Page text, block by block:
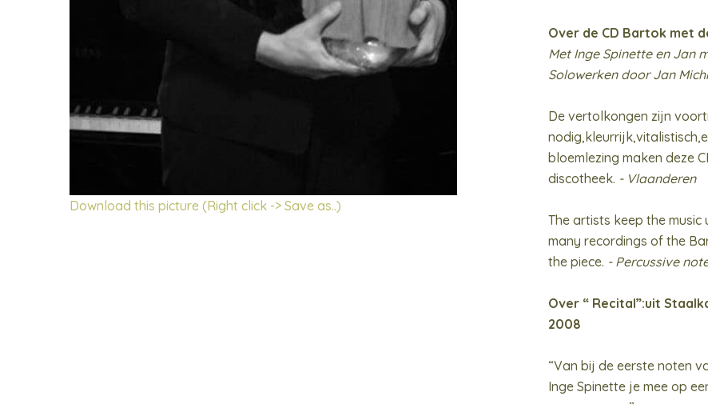
Download this picture (Right click -> Save as..)
Over de CD Bartok met
Met Inge Spinette en Jan
Solowerken door Jan
De vertolkongen zijn
bloemlezing maken deze
discotheek. - Vlaanderen
The artists keep the
many recordings of the
the piece. - Percussive
Over “ Recital”:uit
2008
“Van bij de eerste noten
Inge Spinette je mee op